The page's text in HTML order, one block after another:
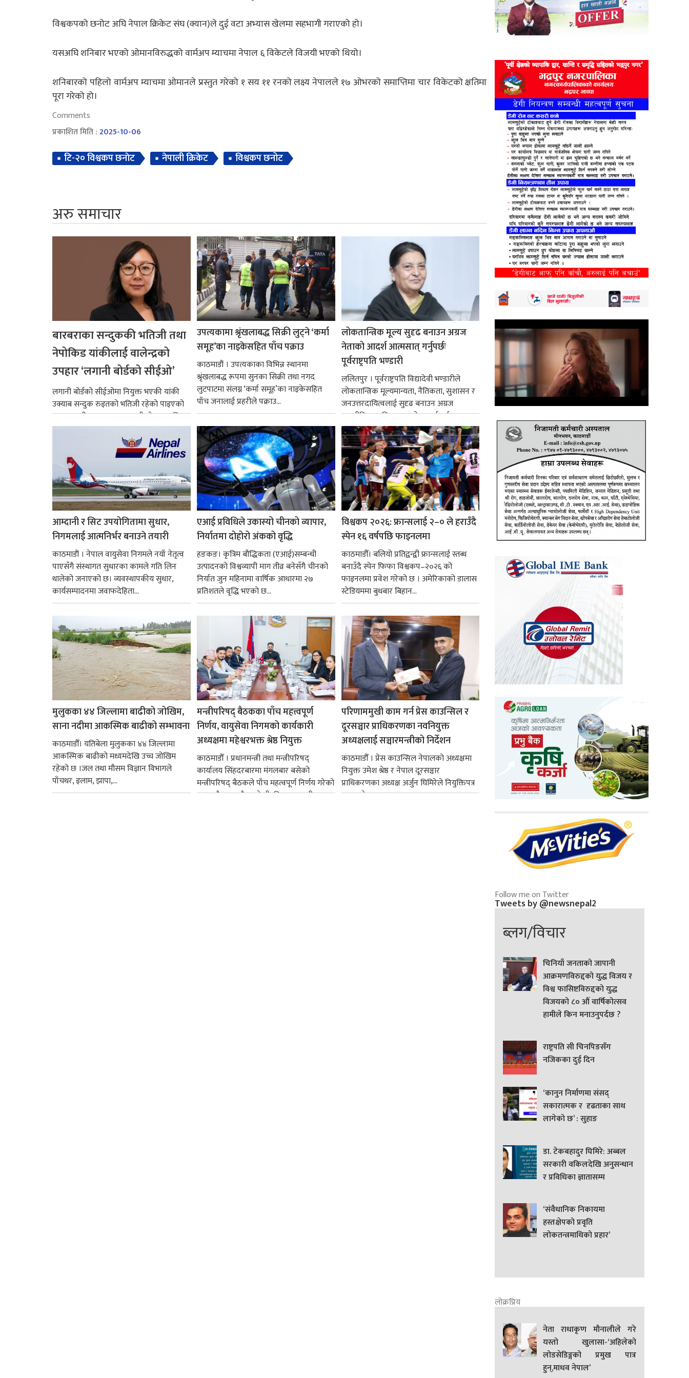
विश्वकपको छनोट अघि नेपाल क्रिकेट संघ (क्यान)ले दुई वटा अभ्यास खेलमा सहभागी गराएको हो।
यसअघि शनिबार भएको ओमानविरुद्धको वार्मअप म्याचमा नेपाल ६ विकेटले विजयी भएको थियो।
शनिबारको पहिलो वार्मअप म्याचमा ओमानले प्रस्तुत गरेको १ सय ११ रनको लक्ष्य नेपालले १७ ओभरको समाप्तिमा चार विकेटको क्षतिमा
पूरा गरेको हो।
Comments
प्रकाशित मिति :2025-10-06
टि-२० विश्वकप छनाेट नेपाली क्रिकेट विश्वकप छनोट
अरु समाचार
बारबराका सन्दुककी भतिजी तथा
नेपोकिड यांकीलाई वालेन्द्रको
उपहार ‘लगानी बोर्डको सीईओ’
लगानी बोर्डको सीईओमा नियुक्त भएकी यांकी
उक्याब सन्दुक रुइतको भतिजी रहेको पाइएको
छ। तत्कालीन समयमा महाकालीको अञ्चलाधिश
नै बनेका जोन...
उपत्यकामा श्रृंखलाबद्ध सिक्री लुट्ने ‘कर्मा
समूह’का नाइकेसहित पाँच पक्राउ
काठमाडौं । उपत्यकाका विभिन्न स्थानमा
श्रृंखलाबद्ध रूपमा सुनका सिक्री तथा नगद
लुटपाटमा संलग्न ‘कर्मा समूह’का नाइकेसहित
पाँच जनालाई प्रहरीले पक्राउ...
लोकतान्त्रिक मूल्य सुदृढ बनाउन अग्रज
नेताको आदर्श आत्मसात् गर्नुपर्छः
पूर्वराष्ट्रपति भण्डारी
ललितपुर । पूर्वराष्ट्रपति विद्यादेवी भण्डारीले
लोकतान्त्रिक मूल्यमान्यता, नैतिकता, सुशासन र
जनउत्तरदायित्वलाई सुदृढ बनाउन अग्रज
राजनीतिक व्यक्तित्वहरूको आदर्शलाई आत्मसात्
गर्न आवश्यक...
आम्दानी र सिट उपयोगितामा सुधार,
निगमलाई आत्मनिर्भर बनाउने तयारी
काठमाडाैं । नेपाल वायुसेवा निगमले नयाँ नेतृत्व
पाएसँगै संस्थागत सुधारका कामले गति लिन
थालेको जनाएको छ। व्यवस्थापकीय सुधार,
कार्यसम्पादनमा जवाफदेहिता...
एआई प्रविधिले उकास्यो चीनको व्यापार,
निर्यातमा दोहोरो अंकको वृद्धि
हङकङ। कृत्रिम बौद्धिकता (एआई)सम्बन्धी
उत्पादनको विश्वव्यापी माग तीव्र बनेसँगै चीनको
निर्यात जुन महिनामा वार्षिक आधारमा २७
प्रतिशतले वृद्धि भएको छ...
विश्वकप २०२६: फ्रान्सलाई २–० ले हराउँदै
स्पेन १६ वर्षपछि फाइनलमा
काठमाडौँ। बलियो प्रतिद्वन्द्वी फ्रान्सलाई स्तब्ध
बनाउँदै स्पेन फिफा विश्वकप–२०२६ को
फाइनलमा प्रवेश गरेको छ । अमेरिकाको डालास
स्टेडियममा बुधबार बिहान...
मुलुकका ४४ जिल्लामा बाढीको जोखिम,
साना नदीमा आकस्मिक बाढीको सम्भावना
काठमाडौँ। यतिबेला मुलुकका ४४ जिल्लामा
आकस्मिक बाढीको मध्यमदेखि उच्च जोखिम
रहेको छ ।जल तथा मौसम विज्ञान विभागले
पाँचथर, इलाम, झापा,...
मन्त्रीपरिषद् बैठकका पाँच महत्त्वपूर्ण
निर्णय, वायुसेवा निगमको कार्यकारी
अध्यक्षमा महेश्वरभक्त श्रेष्ठ नियुक्त
काठमाडौँ । प्रधानमन्त्री तथा मन्त्रीपरिषद्
कार्यालय सिंहदरबारमा मंगलबार बसेको
मन्त्रीपरिषद् बैठकले पाँच महत्वपूर्ण निर्णय गरेको
छ । यसैक्रममा बैडकले बीउबिजनसम्बन्धी...
परिणाममुखी काम गर्न प्रेस काउन्सिल र
दूरसञ्चार प्राधिकरणका नवनियुक्त
अध्यक्षलाई सञ्चारमन्त्रीको निर्देशन
काठमाडौँ । प्रेस काउन्सिल नेपालको अध्यक्षमा
नियुक्त उमेश श्रेष्ठ र नेपाल दूरसञ्चार
प्राधिकरणका अध्यक्ष अर्जुन घिमिरेले नियुक्तिपत्र
ग्रहण गरेका छन्।...
Follow me on Twitter
Tweets by @newsnepal2
ब्लग/विचार
चिनियाँ जनताको जापानी
आक्रमणविरुद्दको युद्ध विजय र
विश्व फासिष्टविरुद्दको युद्ध
विजयको ८० औं वार्षिकोत्सव
हामीले किन मनाउनुपर्दछ ?
राष्ट्रपति सी चिनपिङसँग
नजिकका दुई दिन
‘कानुन निर्माणमा संसद्
सकारात्मक र दृढताका साथ
लागेको छ’ : सुहाङ
डा. टेकबहादुर घिमिरे: अब्बल
सरकारी वकिलदेखि अनुसन्धान
र प्रविधिका ज्ञातासम्म
‘संवैधानिक निकायमा
हस्तक्षेपको प्रवृति
लोकतन्त्रमाथिको प्रहार’
लोक्रप्रिय
नेता राधाकृण मौनालीले गरे
यस्तो खुलासा-‘अहिलेको
लोडसेडिङ्गको प्रमुख पात्र
हुन्,माधव नेपाल’